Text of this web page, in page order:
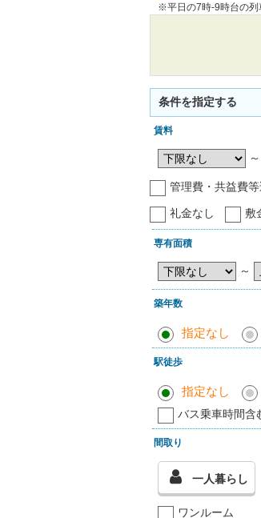
※平日の7時-9時台の列
条件を指定する
賃料
～
管理費・共益費
礼金なし 敷
専有面積
～
築年数
指定なし
駅徒歩
指定なし
バス乗車時間含
間取り
一人暮らし
ワンルーム